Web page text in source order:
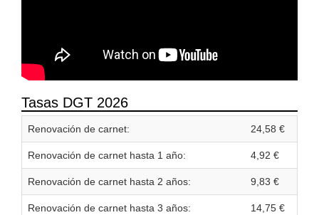
Tasas DGT 2026
Renovación de carnet: 24,58 €
Renovación de carnet hasta 1 año: 4,92 €
Renovación de carnet hasta 2 años: 9,83 €
Renovación de carnet hasta 3 años: 14,75 €